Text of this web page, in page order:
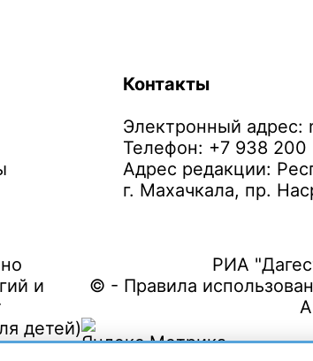
Контакты
Электронный адрес:
Телефон: +7 938 200
Адрес редакции:
г. Махачкала, пр.
и
детей)
РИА
© - Правила